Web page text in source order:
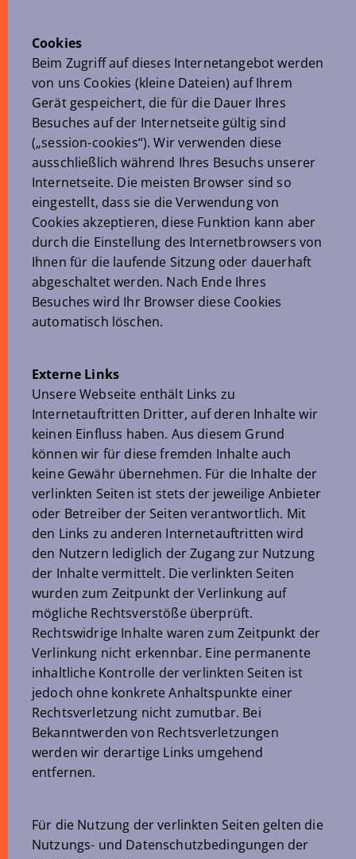
Cookies
Beim Zugriff auf dieses Internetangebot werden
von uns Cookies (kleine Dateien) auf Ihrem
Gerät gespeichert, die für die Dauer Ihres
Besuches auf der Internetseite gültig sind
(„session-cookies“). Wir verwenden diese
ausschließlich während Ihres Besuchs unserer
Internetseite. Die meisten Browser sind so
eingestellt, dass sie die Verwendung von
Cookies akzeptieren, diese Funktion kann aber
durch die Einstellung des Internetbrowsers von
Ihnen für die laufende Sitzung oder dauerhaft
abgeschaltet werden. Nach Ende Ihres
Besuches wird Ihr Browser diese Cookies
automatisch löschen.
Externe Links
Unsere Webseite enthält Links zu
Internetauftritten Dritter, auf deren Inhalte wir
keinen Einfluss haben. Aus diesem Grund
können wir für diese fremden Inhalte auch
keine Gewähr übernehmen. Für die Inhalte der
verlinkten Seiten ist stets der jeweilige Anbieter
oder Betreiber der Seiten verantwortlich. Mit
den Links zu anderen Internetauftritten wird
den Nutzern lediglich der Zugang zur Nutzung
der Inhalte vermittelt. Die verlinkten Seiten
wurden zum Zeitpunkt der Verlinkung auf
mögliche Rechtsverstöße überprüft.
Rechtswidrige Inhalte waren zum Zeitpunkt der
Verlinkung nicht erkennbar. Eine permanente
inhaltliche Kontrolle der verlinkten Seiten ist
jedoch ohne konkrete Anhaltspunkte einer
Rechtsverletzung nicht zumutbar. Bei
Bekanntwerden von Rechtsverletzungen
werden wir derartige Links umgehend
entfernen.
Für die Nutzung der verlinkten Seiten gelten die
Nutzungs- und Datenschutzbedingungen der